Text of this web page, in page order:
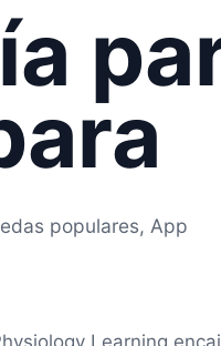
populares, App
Learning